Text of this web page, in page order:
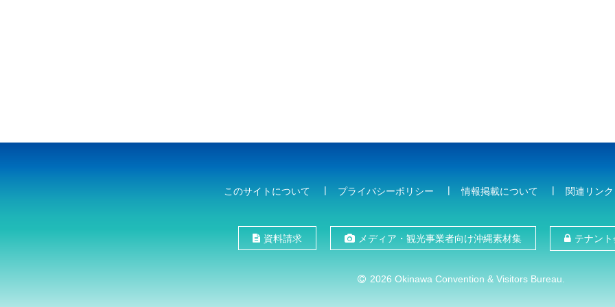
このサイトについて プライバシーポリシー 情報掲載について 関連リンク
資料請求 メディア・観光事業者向け沖縄素材集 テナン
2026 Okinawa Convention & Visitors Bureau.